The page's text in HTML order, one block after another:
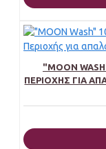
"MOON
ΠΕΡΙΟΧΉΣ ΓΙΑ